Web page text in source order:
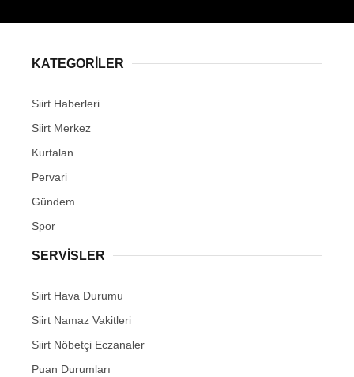
KATEGORİLER
Siirt Haberleri
Siirt Merkez
Kurtalan
Pervari
Gündem
Spor
SERVİSLER
Siirt Hava Durumu
Siirt Namaz Vakitleri
Siirt Nöbetçi Eczanaler
Puan Durumları